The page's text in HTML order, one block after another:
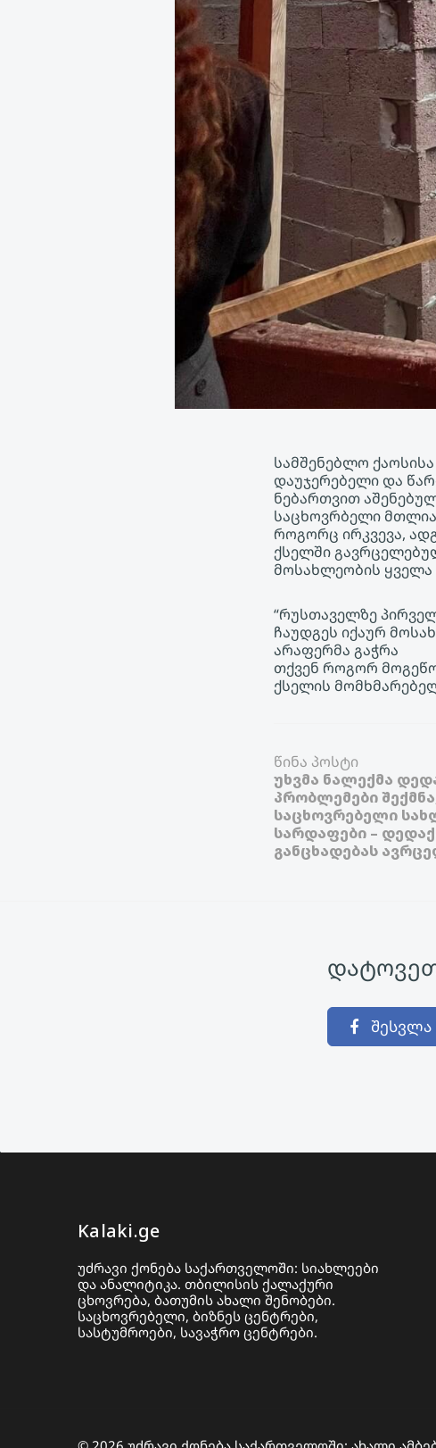
სამშენებლო
დაუჯერებელი და
ნებართვით
საცხოვრბელი
როგორც ირკვევა,
ქსელში
მოსახლეობის ყველა
“რუსთაველზე
ჩაუდგეს იქაურ
არაფერმა გაჭრა
თქვენ როგორ
ქსელის
წინა პოსტი
უხვმა ნალექმა
პრობლემები
საცხოვრებელი
სარდაფები –
განცხადებას
შესვლა
Kalaki.ge
უძრავი ქონება საქართველოში: სიახლეები
და ანალიტიკა. თბილისის ქალაქური
ცხოვრება, ბათუმის ახალი შენობები.
საცხოვრებელი, ბიზნეს ცენტრები,
სასტუმროები, სავაჭრო ცენტრები.